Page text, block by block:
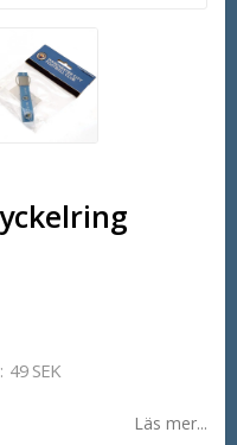
49 SEK
Läs mer...